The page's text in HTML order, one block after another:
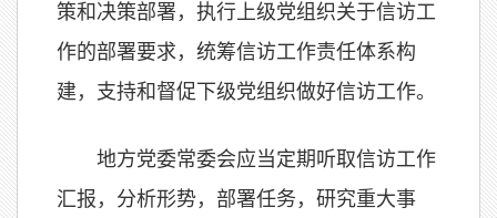
策和决策部署，执行上级党组织关于信访工
作的部署要求，统筹信访工作责任体系构
建，支持和督促下级党组织做好信访工作。
地方党委常委会应当定期听取信访工作
汇报，分析形势，部署任务，研究重大事